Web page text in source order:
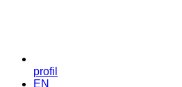
profil
EN